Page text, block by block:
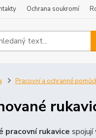
Ochrana soukromí
Pracovní a ochranné
pracovní rukavice spojují